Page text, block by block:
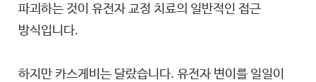
파괴하는 것이 유전자 교정 치료의 일반적인 접근
방식입니다.
하지만 카스게비는 달랐습니다. 유전자 변이를 일일이